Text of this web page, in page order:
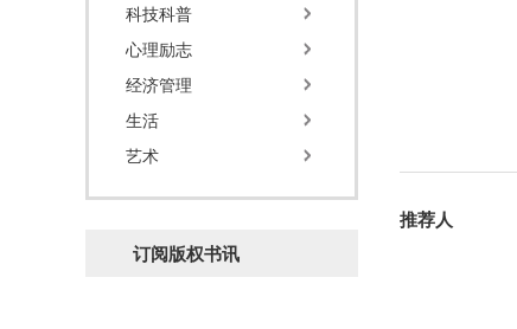
科技科普
心理励志
经济管理
生活
艺术
订阅版权书讯
推荐人